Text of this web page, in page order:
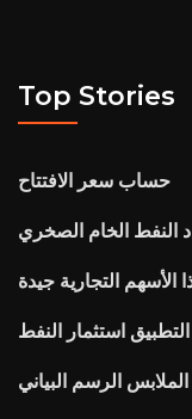
Top Stories
حساب سعر الافتتاح
النفط الخام الصخري
الأسهم التجارية جيدة
التطبيق استثمار النفط
الرسم البياني